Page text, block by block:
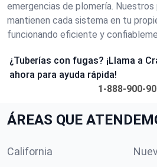
emergencias de plomería.
mantienen cada sistema en tu
funcionando eficiente y
¿Tuberías con fugas? ¡Llama a
ahora para ayuda rápida!
1-888-900-
ÁREAS QUE
California